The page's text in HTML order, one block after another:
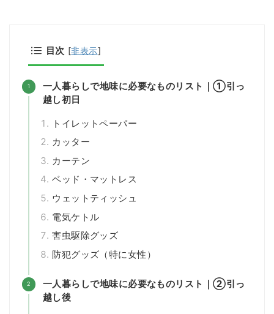
目次 [非表示]
一人暮らしで地味に必要なものリスト｜①引っ
越し初日
トイレットペーパー
カッター
カーテン
ベッド・マットレス
ウェットティッシュ
電気ケトル
害虫駆除グッズ
防犯グッズ（特に女性）
一人暮らしで地味に必要なものリスト｜②引っ
越し後